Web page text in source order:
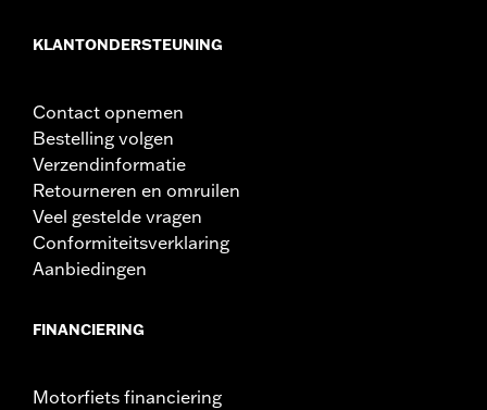
KLANTONDERSTEUNING
Contact opnemen
Bestelling volgen
Verzendinformatie
Retourneren en omruilen
Veel gestelde vragen
Conformiteitsverklaring
Aanbiedingen
FINANCIERING
Motorfiets financiering